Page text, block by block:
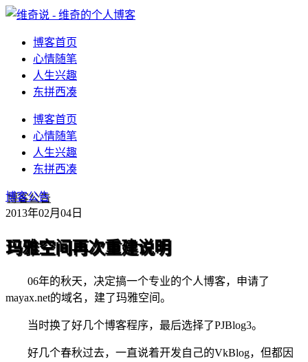
博客首页
心情随笔
人生兴趣
东拼西凑
博客首页
心情随笔
人生兴趣
东拼西凑
博客公告
2013年02月04日
玛雅空间再次重建说明
06年的秋天，决定搞一个专业的个人博客，申请了
mayax.net的域名，建了玛雅空间。
当时换了好几个博客程序，最后选择了PJBlog3。
好几个春秋过去，一直说着开发自己的VkBlog，但都因